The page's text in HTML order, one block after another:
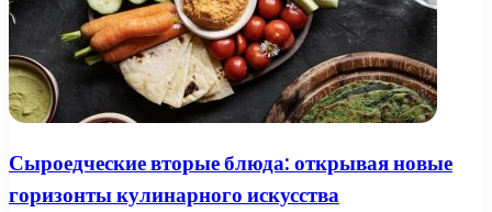
Сыроедческие вторые блюда: открывая новые
горизонты кулинарного искусства